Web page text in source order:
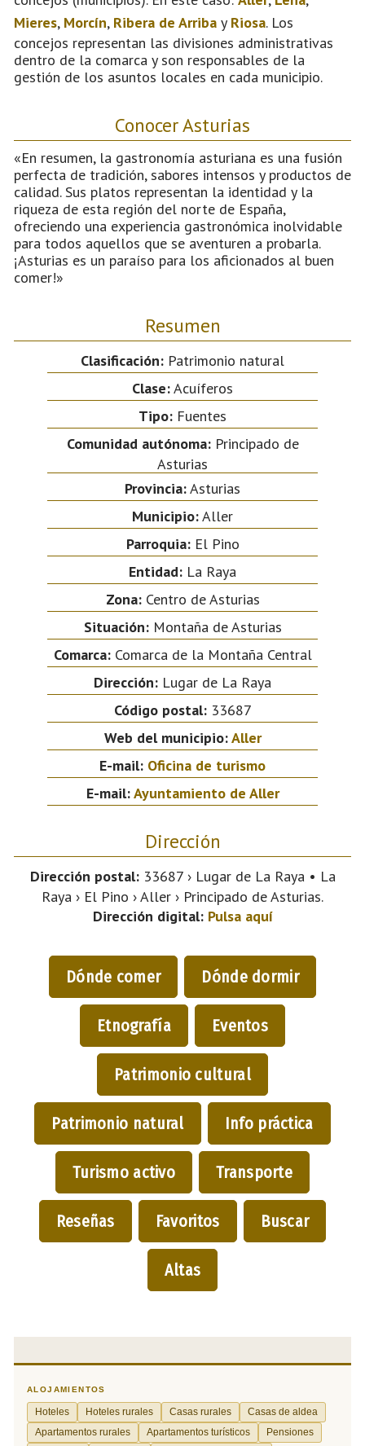
Mieres, Morcín, Ribera de Arriba y Riosa. Los
concejos representan las divisiones administrativas
dentro de la comarca y son responsables de la
gestión de los asuntos locales en cada municipio.
Conocer Asturias
«En resumen, la gastronomía asturiana es una fusión
perfecta de tradición, sabores intensos y productos de
calidad. Sus platos representan la identidad y la
riqueza de esta región del norte de España,
ofreciendo una experiencia gastronómica inolvidable
para todos aquellos que se aventuren a probarla.
¡Asturias es un paraíso para los aficionados al buen
comer!»
Resumen
Clasificación: Patrimonio natural
Clase:Acuíferos
Tipo: Fuentes
Comunidad autónoma:Principado de
Asturias
Provincia:Asturias
Municipio:Aller
Parroquia:El Pino
Entidad: La Raya
Zona:Centro de Asturias
Situación:Montaña de Asturias
Comarca:Comarca de la Montaña Central
Dirección: Lugar de La Raya
Código postal:33687
Web del municipio:Aller
E-mail: Oficina de turismo
E-mail:Ayuntamiento de Aller
Dirección
Dirección postal:33687 › Lugar de La Raya • La
Raya › El Pino › Aller › Principado de Asturias.
Dirección digital: Pulsa aquí
Dónde comer Dónde dormir
Etnografía Eventos
Patrimonio cultural
Patrimonio natural Info práctica
Turismo activo Transporte
Reseñas Favoritos Buscar
Altas